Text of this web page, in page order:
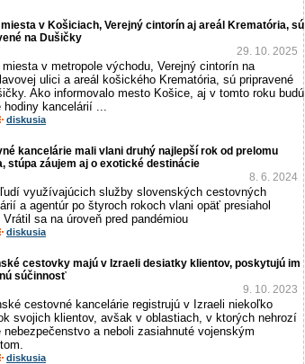
miesta v Košiciach, Verejný cintorín aj areál Krematória, sú
na Dušičky
29. 10. 2025
miesta v metropole východu, Verejný cintorín na
ulici a areál košického Krematória, sú pripravené
Ako informovalo mesto Košice, aj v tomto roku budú
hodiny kancelárií ...
diskusia
kancelárie mali vlani druhý najlepší rok od prelomu
stúpa záujem aj o exotické destinácie
8. 6. 2024
využívajúcich služby slovenských cestovných
a agentúr po štyroch rokoch vlani opäť presiahol
Vrátil sa na úroveň pred pandémiou
diskusia
cestovky majú v Izraeli desiatky klientov, poskytujú im
súčinnosť
9. 10. 2023
cestovné kancelárie registrujú v Izraeli niekoľko
svojich klientov, avšak v oblastiach, v ktorých nehrozí
nebezpečenstvo a neboli zasiahnuté vojenským
diskusia